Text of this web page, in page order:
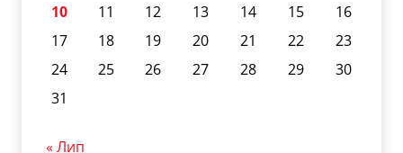
10
11 12 13 14 15
16
17
18 19 20 21 22
23
24
25 26 27 28 29
30
31
« Лип